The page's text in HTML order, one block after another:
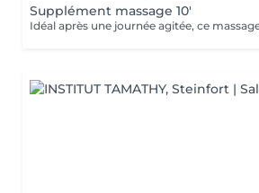
Supplément massage 10'